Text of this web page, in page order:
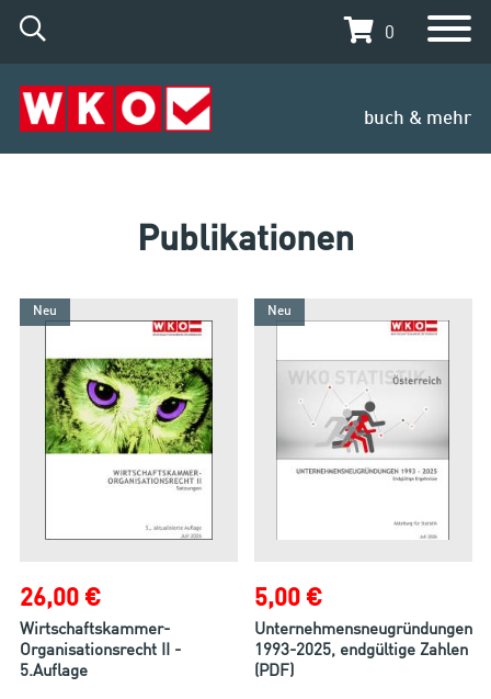
0
buch & mehr
Publikationen
Neu
26,00 €
Wirtschaftskammer-
Organisationsrecht II -
5.Auflage
Neu
5,00 €
Unternehmensneugründungen
1993-2025, endgültige Zahlen
(PDF)